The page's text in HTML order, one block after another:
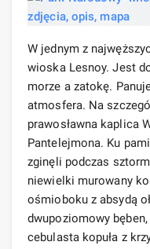
W jednym z
wioska Lesnoy. Jest
morze a zatokę.
atmosfera. Na
prawosławna kaplica
Pantelejmona. Ku
zginęli podczas
niewielki murowany
ośmioboku z absydą
dwupoziomowy
cebulasta kopuła z